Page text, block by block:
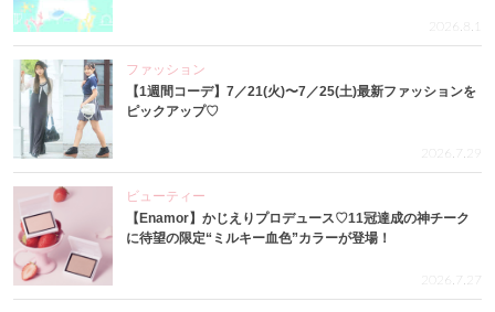
2026.8.1
ファッション
【1週間コーデ】7／21(火)〜7／25(土)最新ファッションを
ピックアップ♡
2026.7.29
ビューティー
【Enamor】かじえりプロデュース♡11冠達成の神チーク
に待望の限定“ミルキー血色”カラーが登場！
2026.7.27